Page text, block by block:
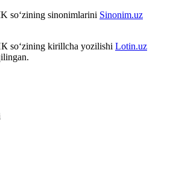
so‘zining sinonimlarini Sinonim.uz
so‘zining kirillcha yozilishi Lotin.uz